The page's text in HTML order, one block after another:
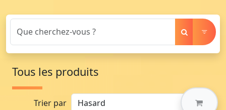
Tous les produits
Trier par